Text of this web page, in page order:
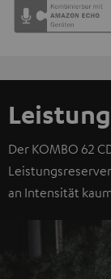
Leistung
Der KOMBO 62
an Intensität